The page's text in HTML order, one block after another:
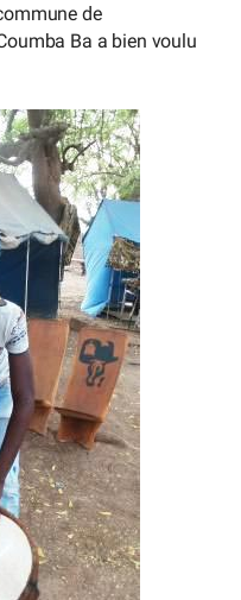
de
Ba a bien voulu